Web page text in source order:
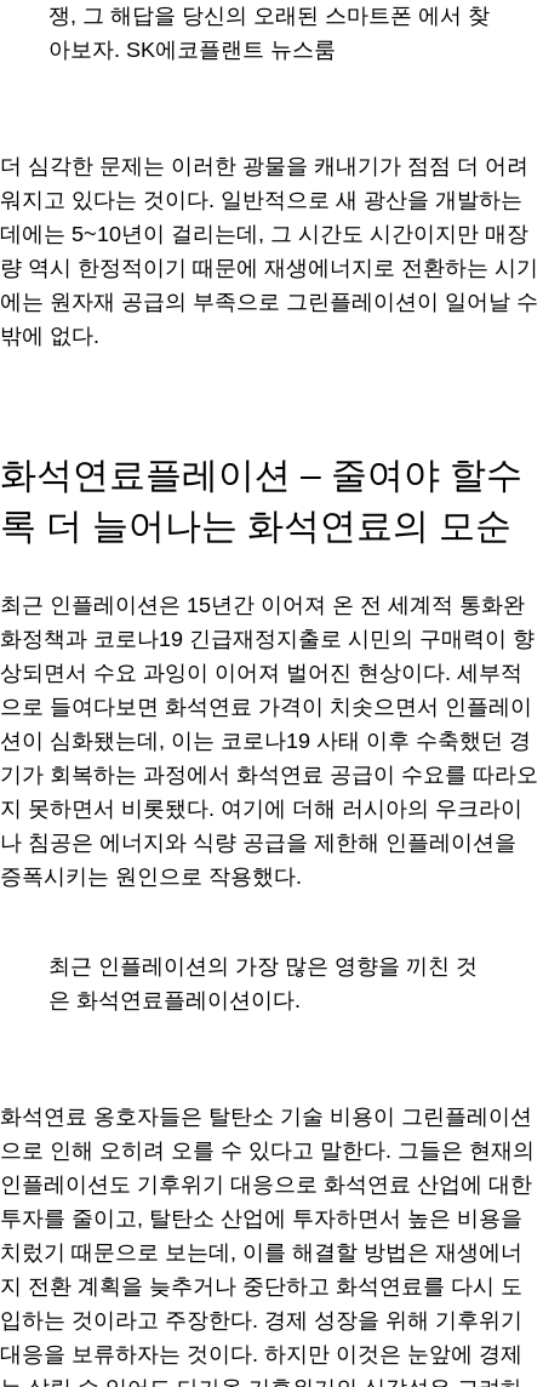
쟁, 그 해답을 당신의 오래된 스마트폰 에서 찾
아보자. SK에코플랜트 뉴스룸
더 심각한 문제는 이러한 광물을 캐내기가 점점 더 어려
워지고 있다는 것이다. 일반적으로 새 광산을 개발하는
데에는 5~10년이 걸리는데, 그 시간도 시간이지만 매장
량 역시 한정적이기 때문에 재생에너지로 전환하는 시기
에는 원자재 공급의 부족으로 그린플레이션이 일어날 수
밖에 없다.
화석연료플레이션 – 줄여야 할수
록 더 늘어나는 화석연료의 모순
최근 인플레이션은 15년간 이어져 온 전 세계적 통화완
화정책과 코로나19 긴급재정지출로 시민의 구매력이 향
상되면서 수요 과잉이 이어져 벌어진 현상이다. 세부적
으로 들여다보면 화석연료 가격이 치솟으면서 인플레이
션이 심화됐는데, 이는 코로나19 사태 이후 수축했던 경
기가 회복하는 과정에서 화석연료 공급이 수요를 따라오
지 못하면서 비롯됐다. 여기에 더해 러시아의 우크라이
나 침공은 에너지와 식량 공급을 제한해 인플레이션을
증폭시키는 원인으로 작용했다.
최근 인플레이션의 가장 많은 영향을 끼친 것
은 화석연료플레이션이다.
화석연료 옹호자들은 탈탄소 기술 비용이 그린플레이션
으로 인해 오히려 오를 수 있다고 말한다. 그들은 현재의
인플레이션도 기후위기 대응으로 화석연료 산업에 대한
투자를 줄이고, 탈탄소 산업에 투자하면서 높은 비용을
치렀기 때문으로 보는데, 이를 해결할 방법은 재생에너
지 전환 계획을 늦추거나 중단하고 화석연료를 다시 도
입하는 것이라고 주장한다. 경제 성장을 위해 기후위기
대응을 보류하자는 것이다. 하지만 이것은 눈앞에 경제